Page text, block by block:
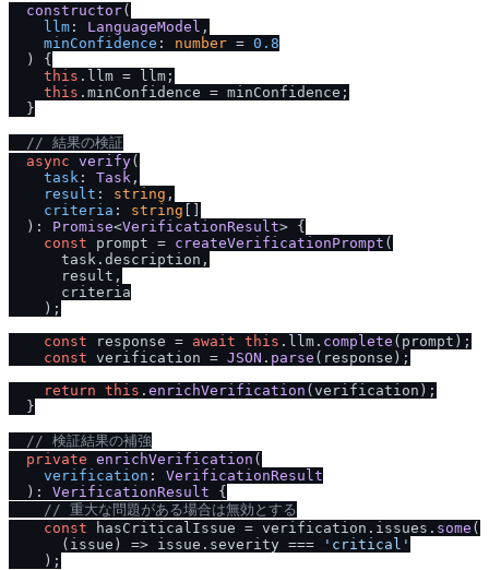
constructor(
llm : LanguageModel ,
minConfidence : number = 0.8
) {
this . llm = llm;
this . minConfidence = minConfidence;
  }
/ / 結果の検証
async verify(
task : Task ,
result : string ,
criteria : string
  ):
Promise<VerificationResult> {
const prompt = createVerificationPrompt (
      task.
description ,
      result,
      criteria
    );
const response = await this . llm . complete (prompt);
const verification = JSON . parse (response);
return this . enrichVerification (verification);
  }
/ / 検証結果の補強
private enrichVerification (
verification : VerificationResult
  ):
VerificationResult {
/ / 重大な問題がある場合は無効とする
const hasCriticalIssue = verification. issues . some (
( issue ) => issue. severity ===
'critical'
    );